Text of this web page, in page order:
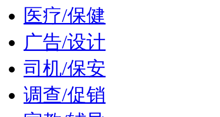
医疗/保健
广告/设计
司机/保安
调查/促销